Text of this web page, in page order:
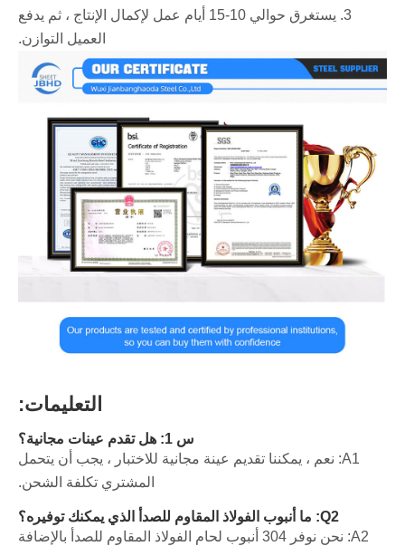
3. يستغرق حوالي 10-15 أيام عمل لإكمال الإنتاج ، ثم يدفع
العميل التوازن.
التعليمات:
س 1: هل تقدم عينات مجانية؟
A1: نعم ، يمكننا تقديم عينة مجانية للاختبار ، يجب أن يتحمل
المشتري تكلفة الشحن.
Q2: ما أنبوب الفولاذ المقاوم للصدأ الذي يمكنك توفيره؟
A2: نحن نوفر 304 أنبوب لحام الفولاذ المقاوم للصدأ بالإضافة